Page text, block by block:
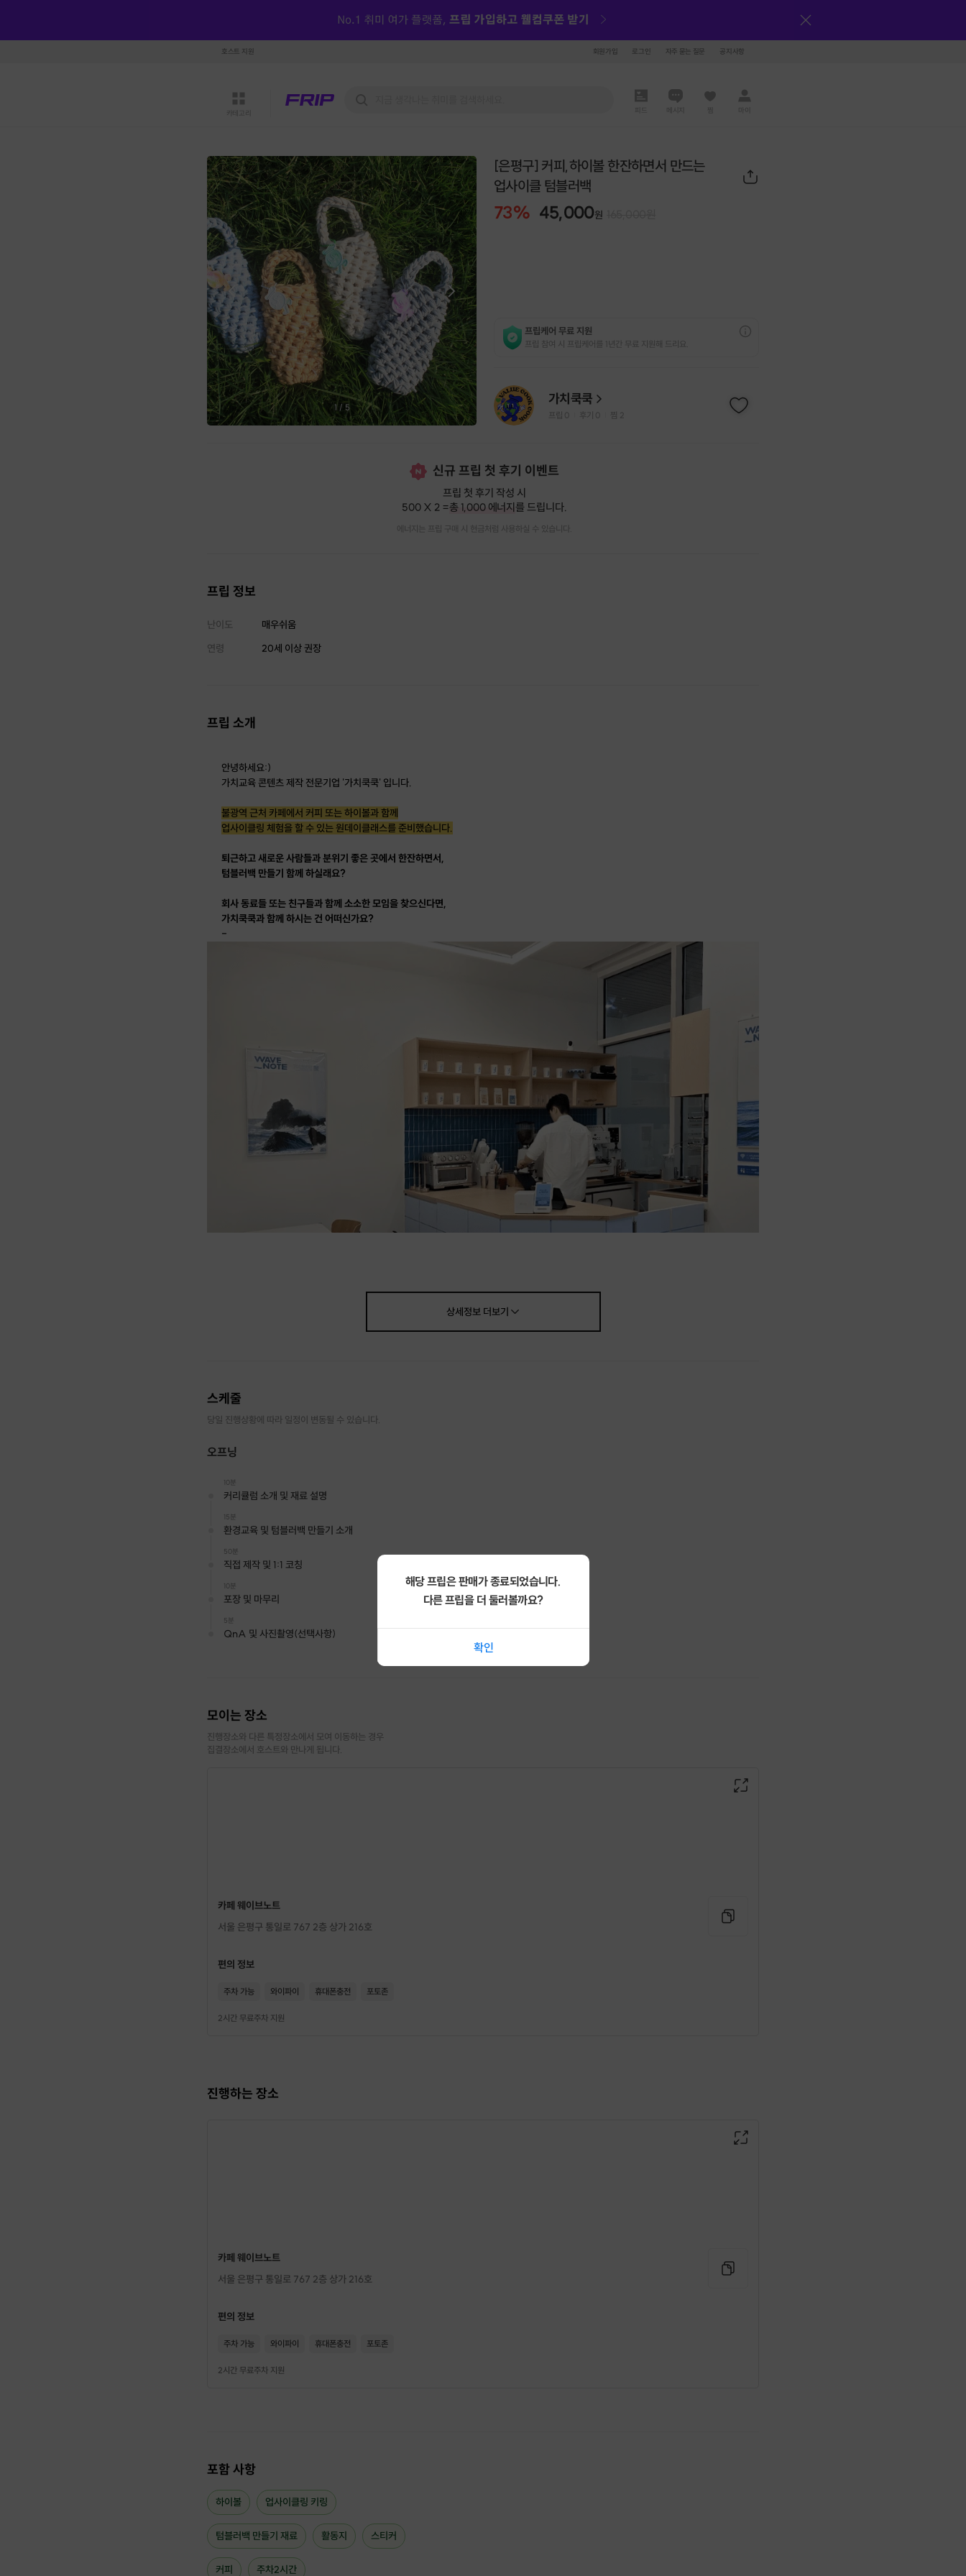
호스트 지원 회원가입 로그인 자주 묻는 질문 공지사항
카테고리 메시지 찜 마이
1 / 5
[은평구] 커피,하이볼 한잔하면서 만드는
업사이클 텀블러백
73% 45,000원
프립케어 무료 지원
프립 참여 시 프립케어를 1년간 무료 지원해 드리요.
가치쿡쿡
프립 0 후기 0 찜 2
신규 프립 첫 후기 이벤트
프립 첫 후기 작성 시
500 X 2 =총 1,000 에너지를 드립니다.
에너지는 프립 구매 시 현금처럼 사용하실 수 있습니다.
프립 정보
난이도
매우쉬움
연령
20세 이상 권장
프립 소개
안녕하세요:)
가치교육 콘텐츠 제작 전문기업 '가치쿡쿡' 입니다.
불광역 근처 카페에서 커피 또는 하이볼과 함께
업사이클링 체험을 할 수 있는 원데이클래스를 준비했습니다.
퇴근하고 새로운 사람들과 분위기 좋은 곳에서 한잔하면서,
텀블러백 만들기 함께 하실래요?
회사 동료들 또는 친구들과 함께 소소한 모임을 찾으신다면,
가치쿡쿡과 함께 하시는 건 어떠신가요?
-
상세정보더보기
스케줄
당일 진행상황에 따라 일정이 변동될 수 있습니다.
오프닝
10분
커리큘럼 소개 및 재료 설명
15분
환경교육 및 텀블러백 만들기 소개
50분
직접 제작 및 1:1 코칭
10분
포장 및 마무리
5분
QnA 및 사진촬영(선택사항)
모이는 장소
진행장소와 다른 특정장소에서 모여 이동하는 경우
집결장소에서 호스트와 만나게 됩니다.
카페 웨이브노트
서울 은평구 통일로 767 2층 상가 216호
편의 정보
주차 가능 와이파이 휴대폰충전 포토존
2시간 무료주차 지원
진행하는 장소
카페 웨이브노트
서울 은평구 통일로 767 2층 상가 216호
편의 정보
주차 가능 와이파이 휴대폰충전 포토존
2시간 무료주차 지원
포함 사항
하이볼 업사이클링 키링
텀블러백 만들기 재료 활동지 스티커
커피 주차2시간
해당 프립은 판매가 종료되었습니다.
다른 프립을 더 둘러볼까요?
확인